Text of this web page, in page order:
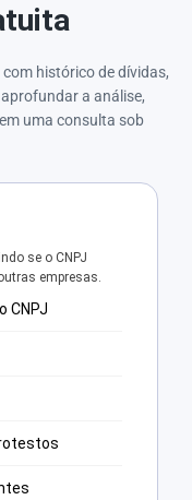
histórico de dívidas,
a análise,
uma consulta sob
se o CNPJ
empresas.
CNPJ